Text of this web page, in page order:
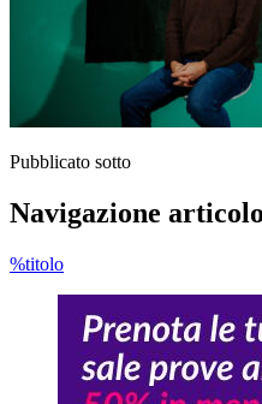
Pubblicato sotto
Navigazione articolo
%titolo